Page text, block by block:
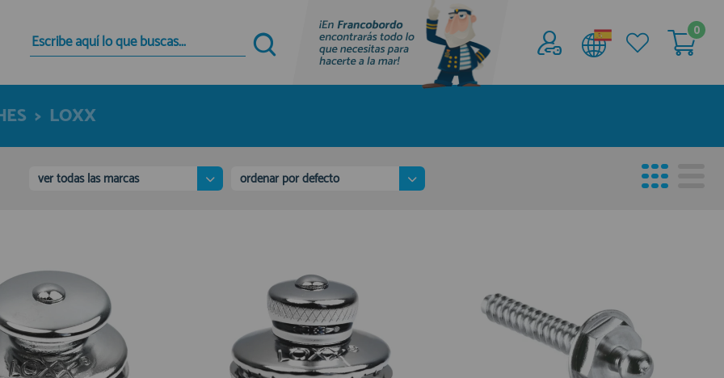
Quiero registrarme
Nuevo cliente
Al crear una cuenta en francobordo.com podrás
tienda virtual, revisar el estado de tus pedidos y
consultar tus operaciones anteriores.
Acceder al
Área profesionales
Únete ya a los mas de de 500 Profesionales de
la Náutica
0
> LOXX
ver todas las marcas ordenar por defecto